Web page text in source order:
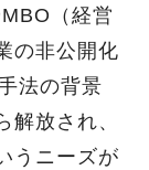
（経営
の非公開化
法の背景
解放され、
うニーズが